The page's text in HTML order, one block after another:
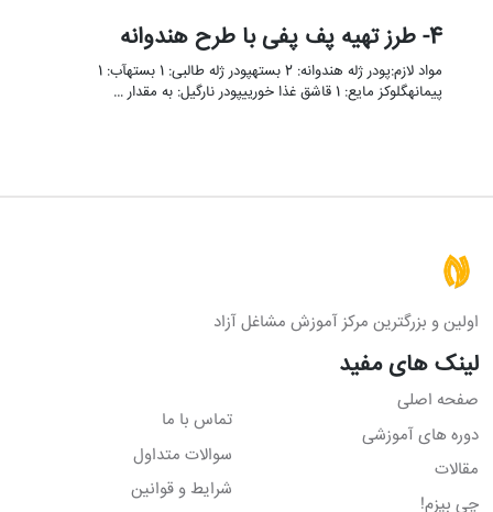
4- طرز تهیه پف پفی با طرح هندوانه
مواد لازم:پودر ژله هندوانه: 2 بستهپودر ژله طالبی: 1 بستهآب: 1
پیمانهگلوکز مایع: 1 قاشق غذا خورییپودر نارگیل: به مقدار …
اولین و بزرگترین مرکز آموزش مشاغل آزاد
لینک های مفید
صفحه اصلی
دوره های آموزشی
مقالات
چی بپزم!
تماس با ما
سوالات متداول
شرایط و قوانین